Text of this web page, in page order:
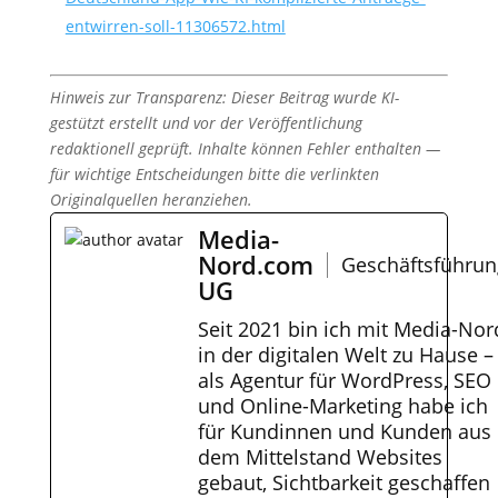
entwirren-soll-11306572.html
Hinweis zur Transparenz: Dieser Beitrag wurde KI-
gestützt erstellt und vor der Veröffentlichung
redaktionell geprüft. Inhalte können Fehler enthalten —
für wichtige Entscheidungen bitte die verlinkten
Originalquellen heranziehen.
Media-
Nord.com
UG
Seit 2021 bin ich mit Media-
in der digitalen Welt zu Hause –
als Agentur für WordPress, SEO
und Online-Marketing habe ich
für Kundinnen und Kunden aus
dem Mittelstand Websites
gebaut, Sichtbarkeit geschaffen